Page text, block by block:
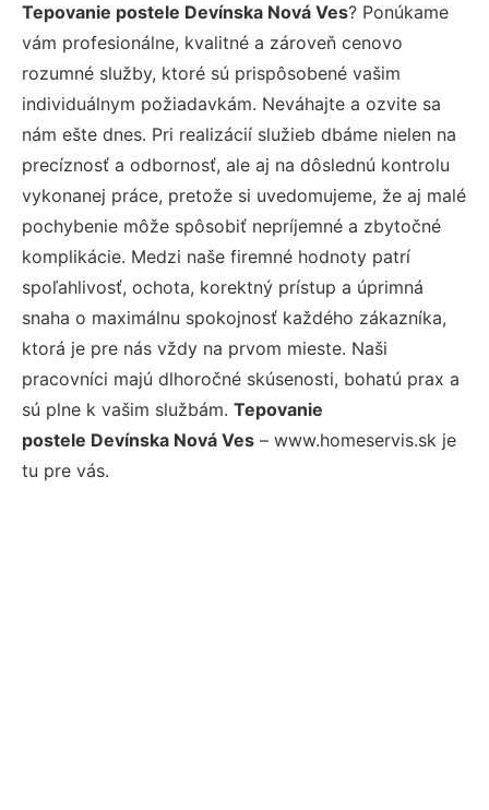
Tepovanie postele Devínska Nová Ves? Ponúkame
vám profesionálne, kvalitné a zároveň cenovo
rozumné služby, ktoré sú prispôsobené vašim
individuálnym požiadavkám. Neváhajte a ozvite sa
nám ešte dnes. Pri realizácií služieb dbáme nielen na
precíznosť a odbornosť, ale aj na dôslednú kontrolu
vykonanej práce, pretože si uvedomujeme, že aj malé
pochybenie môže spôsobiť nepríjemné a zbytočné
komplikácie. Medzi naše firemné hodnoty patrí
spoľahlivosť, ochota, korektný prístup a úprimná
snaha o maximálnu spokojnosť každého zákazníka,
ktorá je pre nás vždy na prvom mieste. Naši
pracovníci majú dlhoročné skúsenosti, bohatú prax a
sú plne k vašim službám. Tepovanie
postele Devínska Nová Ves – www.homeservis.sk je
tu pre vás.